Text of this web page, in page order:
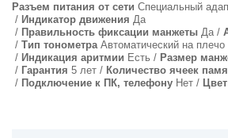
Разъем питания от сети Специальный
Индикатор движения Да
Правильность фиксации манжеты Да
Тип тонометра Автоматический на плечо
Индикация аритмии Есть Pазмер
Гарантия 5 лет Количество ячеек
Подключение к ПК, телефону Нет Цвет